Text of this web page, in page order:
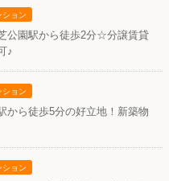
ション
公園駅から徒歩2分☆分譲賃貸
♪
ション
から徒歩5分の好立地！新築物
ション